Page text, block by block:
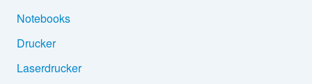
Notebooks
Drucker
Laserdrucker